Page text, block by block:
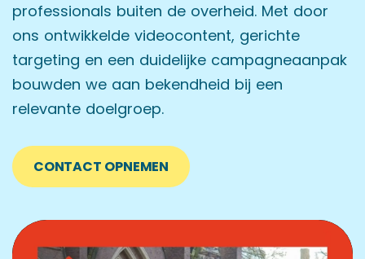
professionals buiten de overheid. Met door
ons ontwikkelde videocontent, gerichte
targeting en een duidelijke campagneaanpak
bouwden we aan bekendheid bij een
relevante doelgroep.
CONTACT OPNEMEN